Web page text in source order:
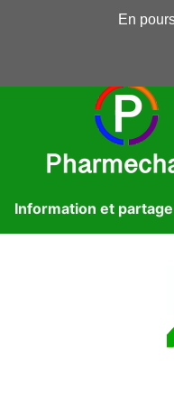
Pharmechange
Information et
En